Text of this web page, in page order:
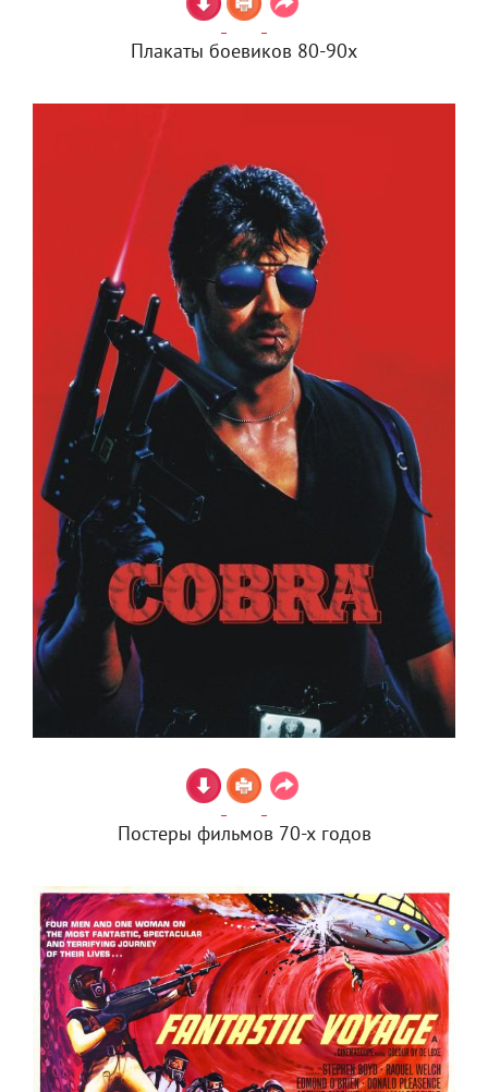
Плакаты боевиков 80-90х
Постеры фильмов 70-х годов